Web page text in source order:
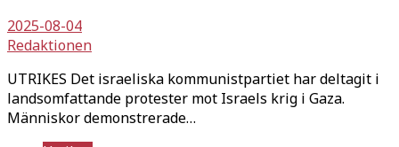
2025-08-04
Redaktionen
UTRIKES Det israeliska kommunistpartiet har deltagit i
landsomfattande protester mot Israels krig i Gaza.
Människor demonstrerade…